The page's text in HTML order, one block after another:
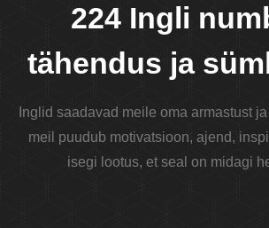
224 Ingli
tähendus ja
Inglid saadavad meile oma armastust
meil puudub motivatsioon, ajend,
isegi lootus, et seal on midagi